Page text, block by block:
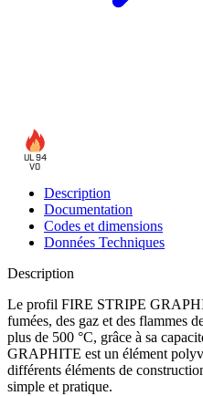
UL 94
V0
Description
Documentation
Codes et dimensions
Données Techniques
Description
Le profil FIRE STRIPE
fumées, des gaz et des flammes
plus de 500 °C, grâce à sa
GRAPHITE est un élément
différents éléments de
simple et pratique.